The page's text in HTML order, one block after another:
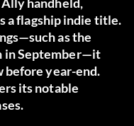
a flagship indie title.
as the
in September—it
before year-end.
its notable